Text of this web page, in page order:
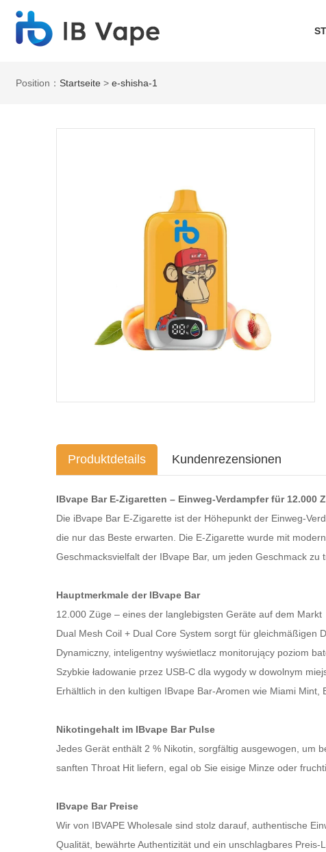
Position： Startseite >e-shisha-1
Produktdetails Kundenrezensionen
IBvape Bar E-Zigaretten – Einweg-Verdampfer für 12.000
Die iBvape Bar E-Zigarette ist der Höhepunkt der Einweg-
die nur das Beste erwarten. Die E-Zigarette wurde mit
Geschmacksvielfalt der IBvape Bar, um jeden Geschmack zu
Hauptmerkmale der IBvape Bar
12.000 Züge – eines der langlebigsten Geräte auf dem Markt
Dual Mesh Coil + Dual Core System sorgt für gleichmäßigen
Dynamiczny, inteligentny wyświetlacz monitorujący poziom
Szybkie ładowanie przez USB-C dla wygody w dowolnym
Erhältlich in den kultigen IBvape Bar-Aromen wie Miami
Nikotingehalt im IBvape Bar Pulse
Jedes Gerät enthält 2 % Nikotin, sorgfältig ausgewogen, um
sanften Throat Hit liefern, egal ob Sie eisige Minze oder
IBvape Bar Preise
Wir von IBVAPE Wholesale sind stolz darauf, authentische
Qualität, bewährte Authentizität und ein unschlagbares Preis-